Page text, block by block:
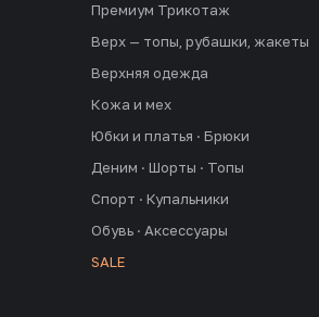
Премиум Трикотаж
Верх — топы, рубашки, жакеты
Верхняя одежда
Кожа и мех
Юбки и платья · Брюки
Деним · Шорты · Топы
Спорт · Купальники
Обувь · Аксессуары
SALE